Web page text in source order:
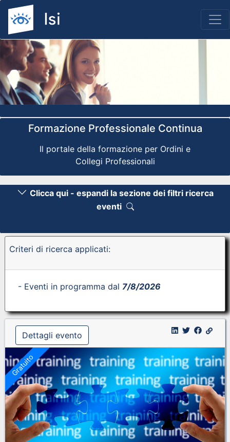
Previous
Formazione Professionale Continua
Il portale della formazione per Ordini e
Collegi Professionali
Clicca qui - espandi la sezione dei filtri ricerca
eventi
Criteri di ricerca applicati:
- Eventi in programma dal 7/8/2026
Dettagli evento
Gratuito